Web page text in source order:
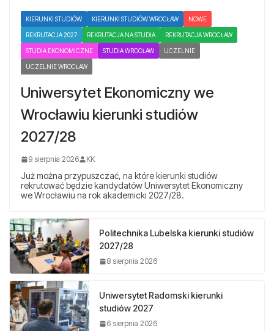
KIERUNKI STUDIÓW KIERUNKI STUDIÓW WROCŁAW NOWE
REKRUTACJA 2027 REKRUTACJA NA STUDIA REKRUTACJA WROCŁAW
STUDIA EKONOMICZNE STUDIA WROCŁAW UCZELNIE
UCZELNIE WROCŁAW
Uniwersytet Ekonomiczny we
Wrocławiu kierunki studiów
2027/28
9 sierpnia 2026 KK
Już można przypuszczać, na które kierunki studiów
rekrutować będzie kandydatów Uniwersytet Ekonomiczny
we Wrocławiu na rok akademicki 2027/28.
Politechnika Lubelska kierunki studiów
2027/28
8 sierpnia 2026
Uniwersytet Radomski kierunki
studiów 2027
6 sierpnia 2026